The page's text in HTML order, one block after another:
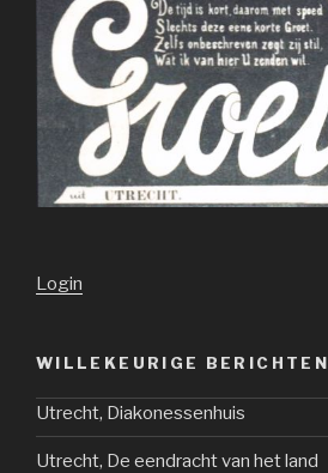
Login
WILLEKEURIGE BERICHTEN
Utrecht, Diakonessenhuis
Utrecht, De eendracht van het land